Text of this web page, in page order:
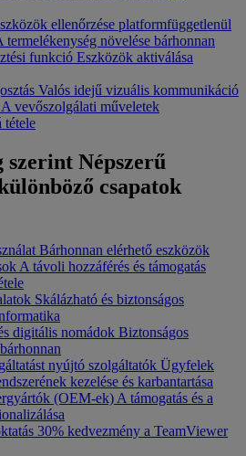
ellenőrzése platformfüggetlenül
termelékenység növelése bárhonnan
funkció Eszközök aktiválása
Valós idejű vizuális kommunikáció
A vevőszolgálati műveletek
tétele
szerint Népszerű
csapatok
Bárhonnan elérhető eszközök
A távoli hozzáférés és támogatás
Skálázható és biztonságos
digitális nomádok Biztonságos
nyújtó szolgáltatók Ügyfelek
kezelése és karbantartása
(OEM-ek) A támogatás és a
30% kedvezmény a TeamViewer